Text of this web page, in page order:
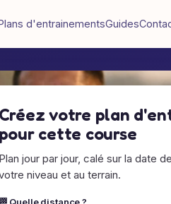
d'entrainementsGuides
Créez votre plan
pour cette course
Plan jour par jour, calé sur la date
niveau et au terrain.